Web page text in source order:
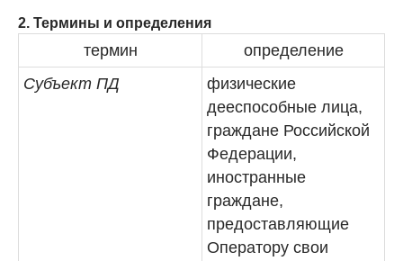
2. Термины и определения
термин
определение
Субъект ПД
физические
дееспособные лица,
граждане Российской
Федерации,
иностранные
граждане,
предоставляющие
Оператору свои